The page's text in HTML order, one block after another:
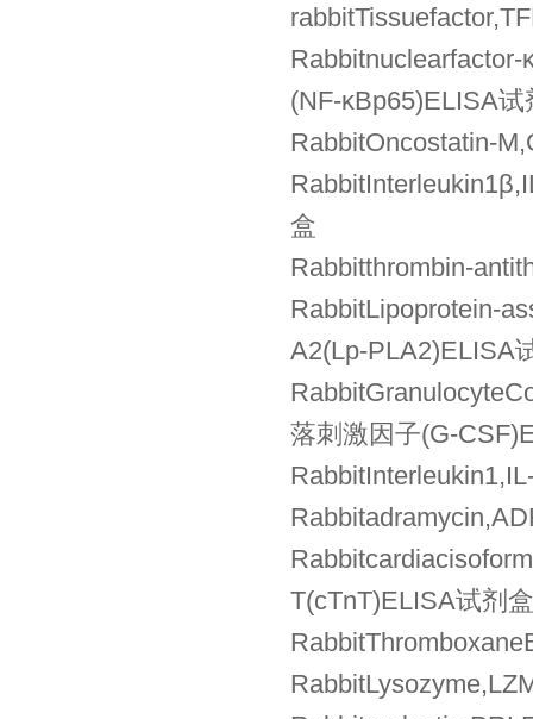
(NF-κBp65)ELISA试
RabbitOncostatin-
盒
Rabbitthrombin-
RabbitLipoprotein-
A2(Lp-PLA2)ELISA
落刺激因子(G-
T(cTnT)ELISA试剂盒